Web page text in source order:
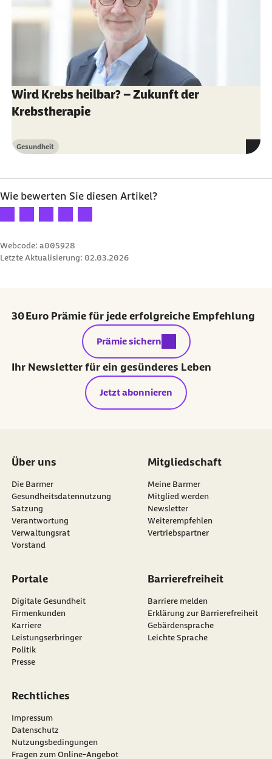
Wird Krebs heilbar? – Zukunft der
Krebstherapie
Kategorie
Gesundheit
Wie bewerten Sie diesen Artikel?
Ihre Bewertung: 1 Stern
Ihre Bewertung: 2 Sterne
Ihre Bewertung: 3 Sterne
Ihre Bewertung: 4 Sterne
Ihre Bewertung: 5 Sterne
Webcode: a005928
Letzte Aktualisierung: 02.03.2026
30 Euro Prämie für jede erfolgreiche Empfehlung
externer Link:
Prämie sichern
Ihr Newsletter für ein gesünderes Leben
Jetzt abonnieren
Über uns
Die Barmer
Gesundheitsdatennutzung
Satzung
Verantwortung
Verwaltungsrat
Vorstand
Mitgliedschaft
Meine Barmer
Mitglied werden
Newsletter
externer Link:
Weiterempfehlen
Vertriebspartner
Portale
Digitale Gesundheit
Firmenkunden
Karriere
Leistungserbringer
Politik
Presse
Barrierefreiheit
Barriere melden
Erklärung zur Barrierefreiheit
Gebärdensprache
Leichte Sprache
Rechtliches
Impressum
Datenschutz
Nutzungsbedingungen
Fragen zum Online-Angebot